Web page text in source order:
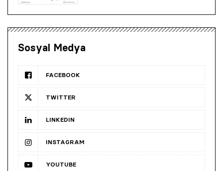
Sosyal Medya
FACEBOOK
TWITTER
LINKEDIN
INSTAGRAM
YOUTUBE